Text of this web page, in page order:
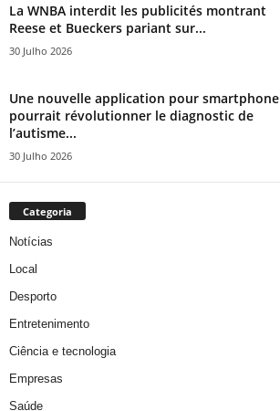
La WNBA interdit les publicités montrant
Reese et Bueckers pariant sur...
30 Julho 2026
Une nouvelle application pour smartphone
pourrait révolutionner le diagnostic de
l’autisme...
30 Julho 2026
Categoria
Notícias
Local
Desporto
Entretenimento
Ciência e tecnologia
Empresas
Saúde